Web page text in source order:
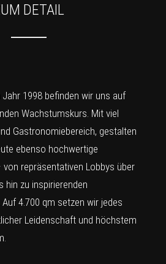
DETAIL
1998 befinden wir uns auf
Wachstumskurs. Mit viel
Gastronomiebereich, gestalten
ebenso hochwertige
repräsentativen Lobbys über
hin zu inspirierenden
4.700 qm setzen wir jedes
Leidenschaft und höchstem